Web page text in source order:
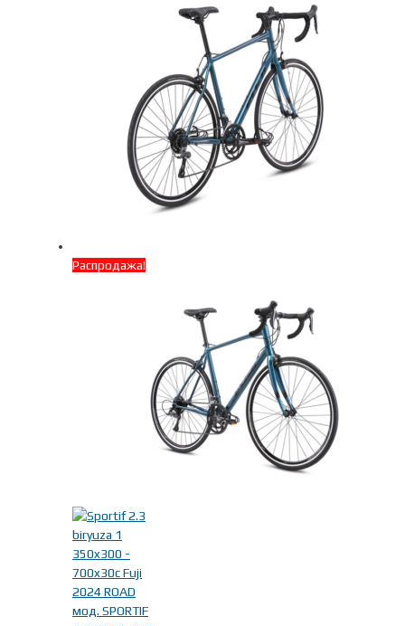
Распродажа!